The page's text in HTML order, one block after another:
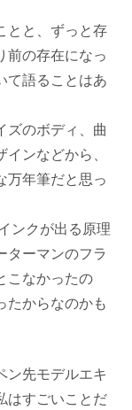
とと、ずっと存
前の存在になっ
て語ることはあ
ズのボディ、曲
ンなどから、
万年筆だと思っ
ンクが出る原理
ターマンのフラ
こなかったの
たからなのかも
ン先モデルエキ
はすごいことだ